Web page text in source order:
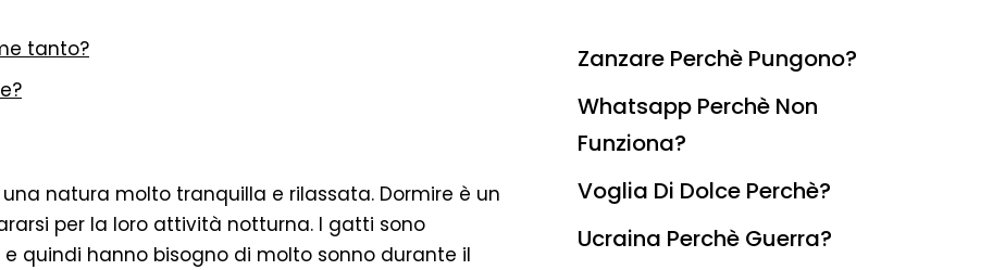
tanto?
natura molto tranquilla e rilassata. Dormire è un
per la loro attività notturna. I gatti sono
quindi hanno bisogno di molto sonno durante il
Zanzare Perchè Pungono?
Whatsapp Perchè Non
Funziona?
Voglia Di Dolce Perchè?
Ucraina Perchè Guerra?